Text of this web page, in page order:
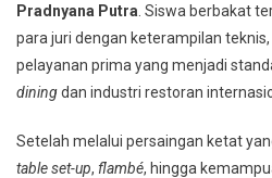
Pradnyana Putra . Siswa berbakat
para juri dengan keterampilan
pelayanan prima yang menjadi
diningdan industri restoran
Setelah melalui persaingan ketat
table set-up, flambé, hingga